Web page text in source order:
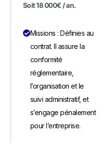
Soit 18 000€ / an.
Missions : Définies au
contrat. Il assure la
conformité
réglementaire,
l’organisation et le
suivi administratif, et
s’engage pénalement
pour l’entreprise.